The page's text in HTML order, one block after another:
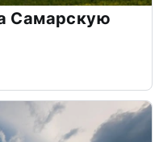
Самарскую